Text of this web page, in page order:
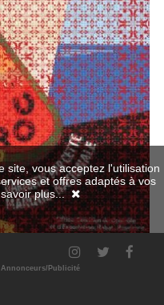
Annonceurs/Publicité
site, vous acceptez l'utilisation
et offres adaptés à vos
plus...